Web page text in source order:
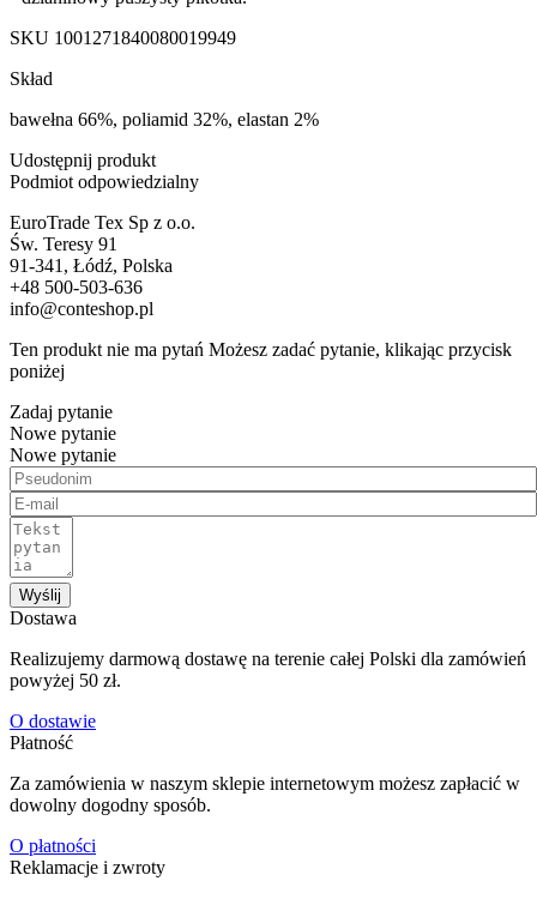
SKU 1001271840080019949
Skład
bawełna 66%, poliamid 32%, elastan 2%
Udostępnij produkt
Podmiot odpowiedzialny
EuroTrade Tex Sp z o.o.
Św. Teresy 91
91-341, Łódź, Polska
+48 500-503-636
info@conteshop.pl
Ten produkt nie ma pytań Możesz zadać pytanie, klikając przycisk
poniżej
Zadaj pytanie
Nowe pytanie
Nowe pytanie
Wyślij
Dostawa
Realizujemy darmową dostawę na terenie całej Polski dla zamówień
powyżej 50 zł.
O dostawie
Płatność
Za zamówienia w naszym sklepie internetowym możesz zapłacić w
dowolny dogodny sposób.
O płatności
Reklamacje i zwroty